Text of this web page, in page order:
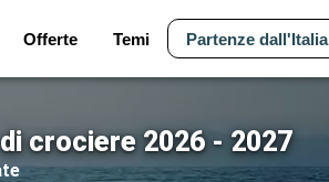
Offerte Temi Partenze dall'Italia
crociere 2026 - 2027